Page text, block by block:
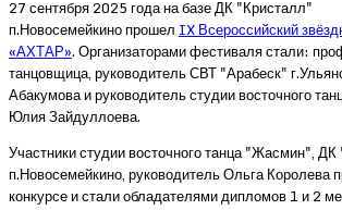
27 сентября 2025 года на базе ДК "Кристалл"
п.Новосемейкино прошел IX Всероссийский
«АХТАР». Организаторами фестиваля стали:
танцовщица, руководитель СВТ "Арабеск"
Абакумова и руководитель студии восточного
Юлия Зайдуллоева.
Участники студии восточного танца "Жасмин",
п.Новосемейкино, руководитель Ольга Королева
конкурсе и стали обладателями дипломов 1 и 2